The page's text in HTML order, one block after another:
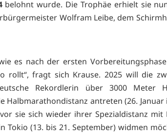
belohnt wurde. Die Trophäe erhielt sie
Wolfram Leibe, dem
es nach der ersten
rollt“, fragt sich Krause. 2025 will die
Rekordlerin über 3000 Meter
Halbmarathondistanz antreten (26. Januar
sie sich wieder ihrer Spezialdistanz mit
Tokio (13. bis 21. September) widmen